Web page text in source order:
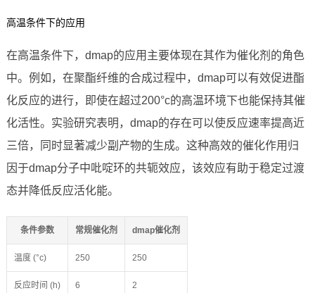
高温条件下的应用
在高温条件下，dmap的应用主要体现在其作为催化剂的角色
中。例如，在聚酯纤维的合成过程中，dmap可以有效促进酯
化反应的进行，即使在超过200°c的高温环境下也能保持其催
化活性。实验研究表明，dmap的存在可以使反应速率提高近
三倍，同时显著减少副产物的生成。这种高效的催化作用归
因于dmap分子中吡啶环的共轭效应，该效应有助于稳定过渡
态并降低反应活化能。
条件参数 常规催化剂 dmap催化剂
温度 (°c) 250 250
反应时间 (h) 6 2